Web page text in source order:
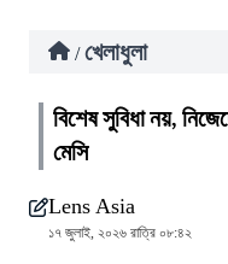
/ খেলাধুলা
বিশেষ সুবিধা নয়,
মেসি
Lens Asia
১৭ জুলাই, ২০২৬ রাত্রি ০৮:৪২